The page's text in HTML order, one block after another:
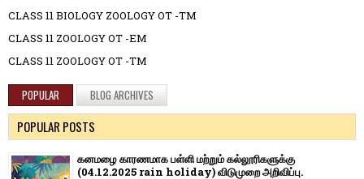
CLASS 11 BIOLOGY ZOOLOGY OT -TM
CLASS 11 ZOOLOGY OT -EM
CLASS 11 ZOOLOGY OT -TM
POPULAR BLOG ARCHIVES
POPULAR POSTS
கனமழை காரணமாக பள்ளி மற்றும் கல்லூரிகளுக்கு
(04.12.2025 rain holiday) விடுமுறை அறிவிப்பு.